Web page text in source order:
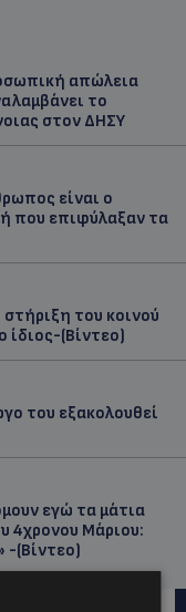
απώλεια
το
στον ΔΗΣΥ
είναι ο
που επιφύλαξαν τα
του κοινού
ίδιος-(Βίντεο)
του εξακολουθεί
εγώ τα μάτια
4χρονου Μάριου:
-(Βίντεο)